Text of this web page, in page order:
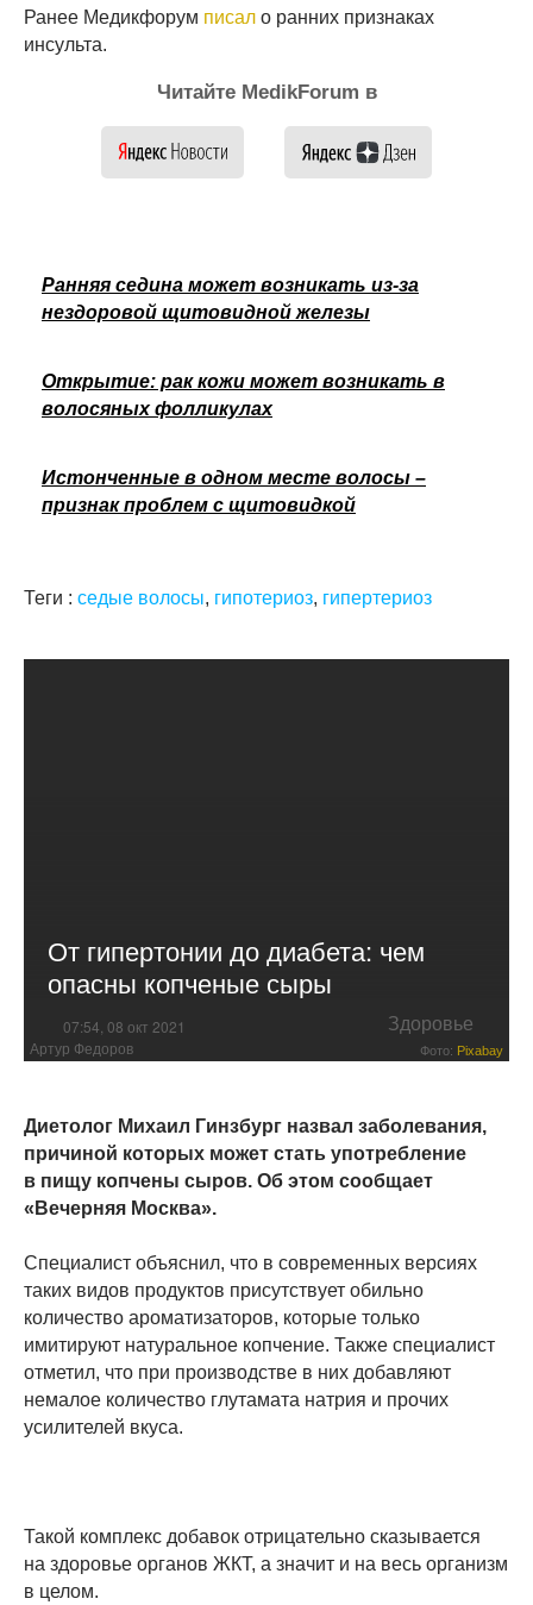
Ранее Медикфорум писал о ранних признаках
инсульта.
Читайте MedikForum в
Ранняя седина может возникать из-за
нездоровой щитовидной железы
Открытие: рак кожи может возникать в
волосяных фолликулах
Истонченные в одном месте волосы –
признак проблем с щитовидкой
Теги : седые волосы, гипотериоз, гипертериоз
От гипертонии до диабета: чем
опасны копченые сыры
07:54, 08 окт 2021 Здоровье
Артур Федоров Фото: Pixabay
Диетолог Михаил Гинзбург назвал заболевания,
причиной которых может стать употребление
в пищу копчены сыров. Об этом сообщает
«Вечерняя Москва».
Специалист объяснил, что в современных версиях
таких видов продуктов присутствует обильно
количество ароматизаторов, которые только
имитируют натуральное копчение. Также специалист
отметил, что при производстве в них добавляют
немалое количество глутамата натрия и прочих
усилителей вкуса.
Такой комплекс добавок отрицательно сказывается
на здоровье органов ЖКТ, а значит и на весь организм
в целом.